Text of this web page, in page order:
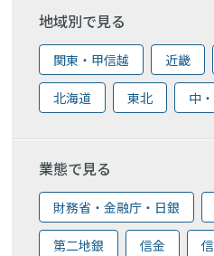
地域別で見る
関東・甲信越 近畿
北海道 東北 中
業態で見る
財務省・金融庁・日銀
第二地銀 信金